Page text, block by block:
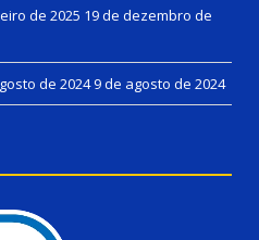
de 2025 19 de dezembro de
de 20249 de agosto de 2024